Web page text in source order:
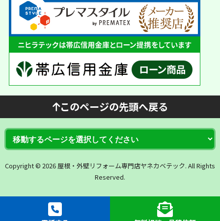
このページの先頭へ戻る
Copyright © 2026 屋根・外壁リフォーム専門店ヤネカベテック. All Rights
Reserved.